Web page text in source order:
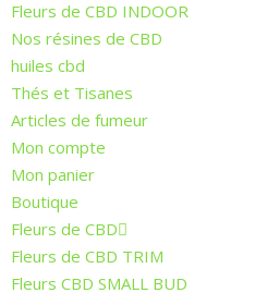
Fleurs de CBD INDOOR
Nos résines de CBD
huiles cbd
Thés et Tisanes
Articles de fumeur
Mon compte
Mon panier
Boutique
Fleurs de CBD
Fleurs de CBD TRIM
Fleurs CBD SMALL BUD